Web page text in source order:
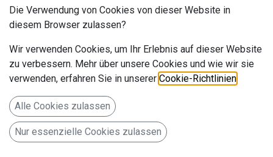
Hersteller: Caratec
Artikelnummer: CAV190P-D
Cal-Bosch-Str. 7
76829 Landau
Deutschland www.caratec.de
Caratec Vision CAV190P-D 47cm (19") Weitwinkel TV mit
DVB-T2 HD, DVB-S2 und DVD-Player
Die Verwendung von Cookies von dieser Website in
diesem Browser zulassen?
Wir verwenden Cookies, um Ihr Erlebnis auf dieser Website
zu verbessern. Mehr über unsere Cookies und wie wir sie
verwenden, erfahren Sie in unserer Cookie-Richtlinien
Alle Cookies zulassen
Nur essenzielle Cookies zulassen